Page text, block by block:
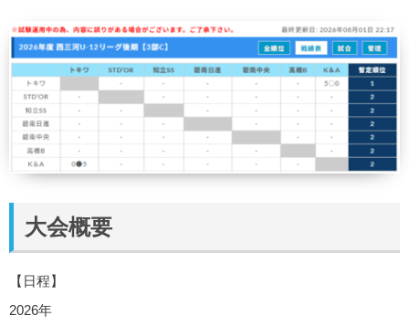
大会概要
【日程】
2026年